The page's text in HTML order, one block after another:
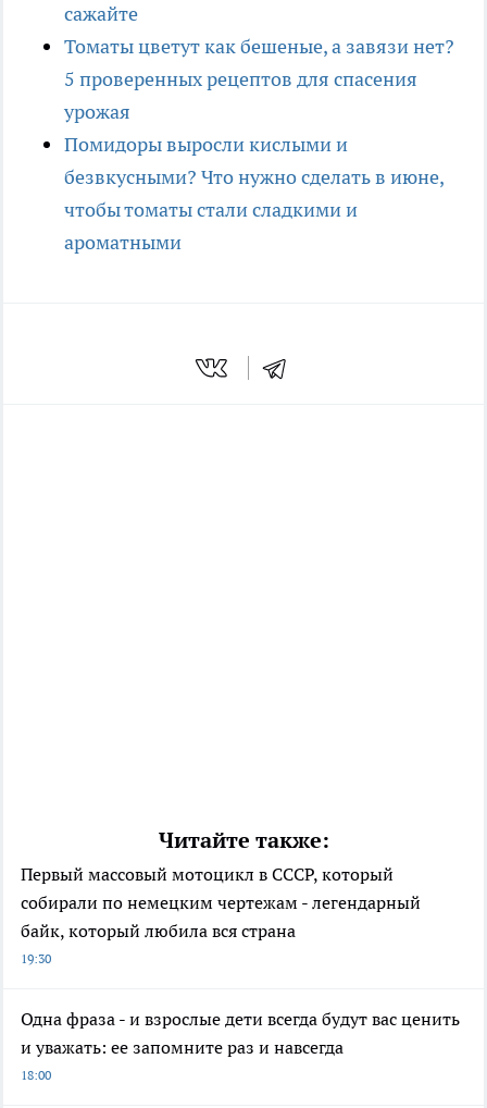
сажайте
Томаты цветут как бешеные, а завязи нет?
5 проверенных рецептов для спасения
урожая
Помидоры выросли кислыми и
безвкусными? Что нужно сделать в июне,
чтобы томаты стали сладкими и
ароматными
Читайте также:
Первый массовый мотоцикл в СССР, который
собирали по немецким чертежам - легендарный
байк, который любила вся страна
19:30
Одна фраза - и взрослые дети всегда будут вас ценить
и уважать: ее запомните раз и навсегда
18:00